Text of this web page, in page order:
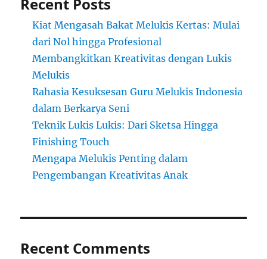
Recent Posts
Kiat Mengasah Bakat Melukis Kertas: Mulai
dari Nol hingga Profesional
Membangkitkan Kreativitas dengan Lukis
Melukis
Rahasia Kesuksesan Guru Melukis Indonesia
dalam Berkarya Seni
Teknik Lukis Lukis: Dari Sketsa Hingga
Finishing Touch
Mengapa Melukis Penting dalam
Pengembangan Kreativitas Anak
Recent Comments